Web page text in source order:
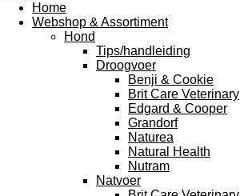
Home
Webshop & Assortiment
Hond
Tips/handleiding
Droogvoer
Benji & Cookie
Brit Care Veterinary
Edgard & Cooper
Grandorf
Naturea
Natural Health
Nutram
Natvoer